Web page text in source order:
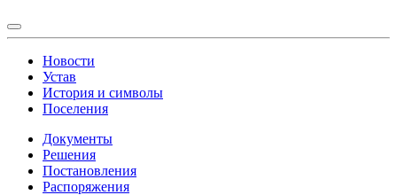
Новости
Устав
История и символы
Поселения
Документы
Решения
Постановления
Распоряжения